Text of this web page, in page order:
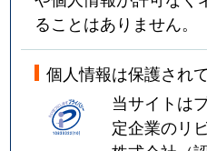
ることはありません。
個人情報は保護され
当サイトは
定企業のリ